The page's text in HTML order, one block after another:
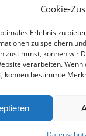
Cookie-
Erlebnis zu
zu speichern
zustimmst, können wir
verarbeiten.
können bestimmte